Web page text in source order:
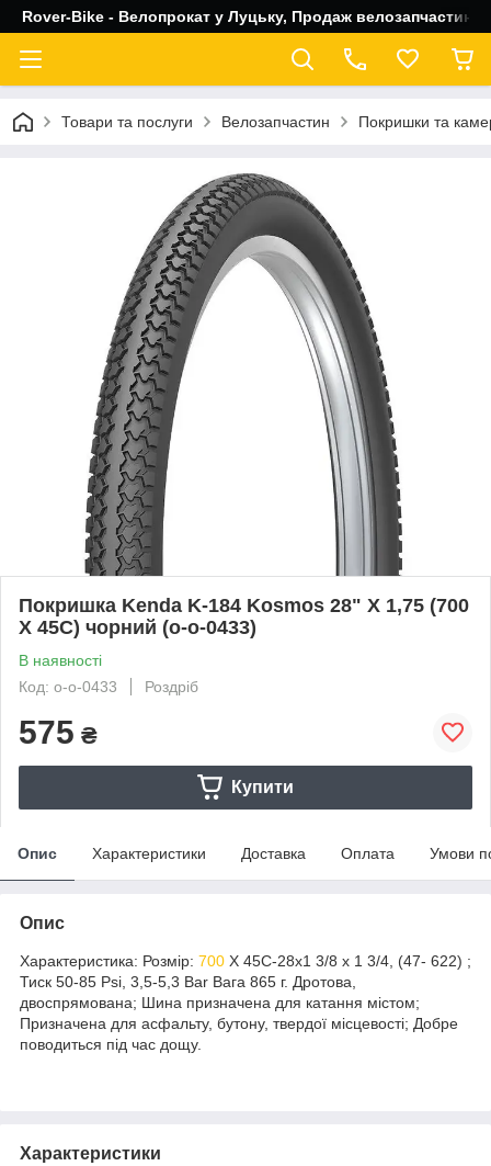
Rover-Bike - Велопрокат у Луцьку, Продаж велозапчастин,
Товари та послуги Велозапчастин Покришки та
Покришка Kenda K-184 Kosmos 28" X 1,75 (700
X 45C) чорний (o-o-0433)
В наявності
Код: o-o-0433
Роздріб
575 ₴
Купити
Опис Характеристики Доставка Оплата Умови
Опис
Характеристика: Розмір: 700 X 45C-28x1 3/8 x 1 3/4, (47- 622) ;
Тиск 50-85 Psi, 3,5-5,3 Bar Вага 865 г. Дротова,
двоспрямована; Шина призначена для катання містом;
Призначена для асфальту, бутону, твердої місцевості; Добре
поводиться під час дощу.
Характеристики